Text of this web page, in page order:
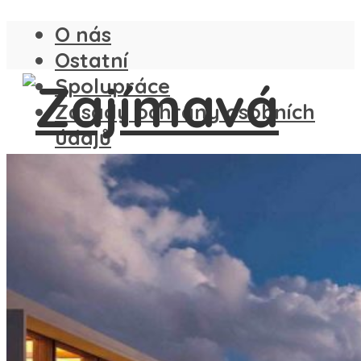
O nás
Ostatní
Spolupráce
Zásady ochrany osobních
údajů
ČESKO
SLOVENSKO
ANGLIE
FRANCIE